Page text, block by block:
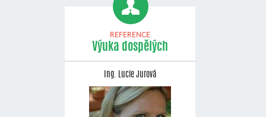
REFERENCE
Výuka dospělých
Ing. Lucie Jurová